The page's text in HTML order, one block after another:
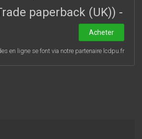
sont précisément la mobilité
esthétique de ce transgresseur
encore aujourd’hui.
paperback (UK)) -
Acheter
en ligne se font via notre partenaire lcdpu.fr